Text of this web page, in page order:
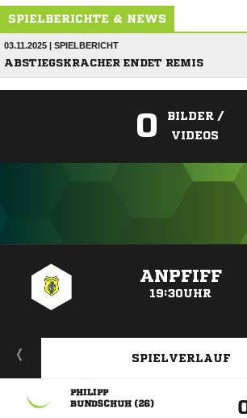
SPIELBERICHTE & NEWS
03.11.2025 | SPIELBERICHT
ABSTIEGSKRACHER ENDET REMIS
0
BILDER /
VIDEOS
ANPFIFF
19:30UHR
SPIELVERLAUF

 